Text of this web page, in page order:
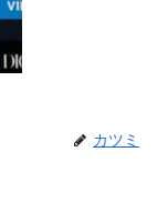
カツミ